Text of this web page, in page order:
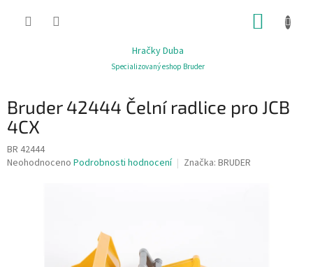
Hračky Duba
Specializovaný eshop Bruder
Bruder 42444 Čelní radlice pro JCB
4CX
BR 42444
Průměrné
Neohodnoceno Podrobnosti hodnocení Značka: BRUDER